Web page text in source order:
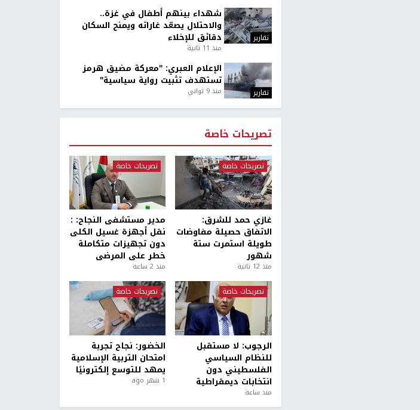
تقارير
شهداء بينهم أطفال في غزة..
والاحتلال يصعّد غاراته ويمنح السكان
دقائق للإخلاء
منذ 11 ثانية
تقارير
الإعلام العبري: "معركة مضيق هرمز
تستهدف تثبيت رواية سياسية"
منذ 9 ثواني
تصريحات خاصة
تصريحات خاصة
غازي حمد للشرق:
الاتفاق حصيلة مفاوضات
طويلة استمرت ستة
شهور
منذ 12 ثانية
تصريحات خاصة
مدير مستشفى النجاح: :
نقل أجهزة غسيل الكلى
دون تجهيزات متكاملة
خطر على المرضى
منذ 2 ساعة
تصريحات خاصة
الرجوب: لا مستقبل
للنظام السياسي
الفلسطيني دون
انتخابات ديمقراطية
منذ ساعة
تصريحات خاصة
الخضور: نجاح تجربة
امتحان التربية الإسلامية
يمهد للتوسع إلكترونيًا
1 شهر ago